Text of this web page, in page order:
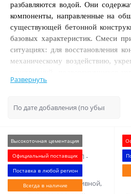
разбавляются водой. Они
компоненты, направленные на
существующей бетонной
базовых характеристик. Смеси
ситуациях: для восстановления
механическому воздействию,
дорожного полотна и полов. В
двухкомпонентными
эксплуатации конструкции.
Наливные цементные смеси
ремонта бетона и железобетона
преимуществ:
Развернуть
Высокоточная цементация
Официальный поставщик
Поставка в любой регион
Всегда в наличие